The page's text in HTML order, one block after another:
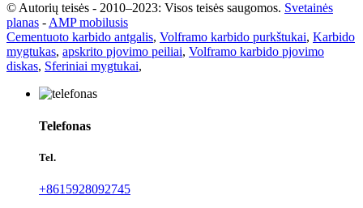
© Autorių teisės - 2010–2023: Visos teisės saugomos. Svetainės
planas - AMP mobilusis
Cementuoto karbido antgalis, Volframo karbido purkštukai, Karbido
mygtukas, apskrito pjovimo peiliai, Volframo karbido pjovimo
diskas, Sferiniai mygtukai,
Telefonas
Tel.
+8615928092745